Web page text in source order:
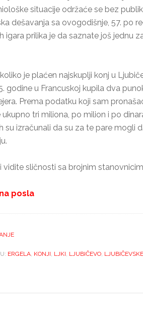
situacije održaće se bez
dešavanja sa ovogodišnje, 57. po
igara prilika je da saznate još jednu
je plaćen najskuplji konj u
godine u Francuskoj kupila dva
Prema podatku koji sam
ukupno tri miliona, po milion i po
su izračunali da su za te pare mogli
vidite sličnosti sa brojnim
posla
ERGELA, KONJI, LJKI, LJUBIČEVO,